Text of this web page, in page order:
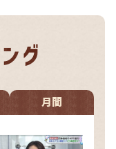
月間